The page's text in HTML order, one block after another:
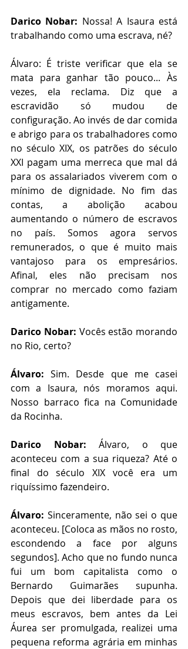
Darico Nobar: Nossa! A Isaura está
trabalhando como uma escrava, né?
Álvaro: É triste verificar que ela se
mata para ganhar tão pouco... Às
vezes, ela reclama. Diz que a
escravidão só mudou de
configuração. Ao invés de dar comida
e abrigo para os trabalhadores como
no século XIX, os patrões do século
XXI pagam uma merreca que mal dá
para os assalariados viverem com o
mínimo de dignidade. No fim das
contas, a abolição acabou
aumentando o número de escravos
no país. Somos agora servos
remunerados, o que é muito mais
vantajoso para os empresários.
Afinal, eles não precisam nos
comprar no mercado como faziam
antigamente.
Darico Nobar: Vocês estão morando
no Rio, certo?
Álvaro: Sim. Desde que me casei
com a Isaura, nós moramos aqui.
Nosso barraco fica na Comunidade
da Rocinha.
Darico Nobar: Álvaro, o que
aconteceu com a sua riqueza? Até o
final do século XIX você era um
riquíssimo fazendeiro.
Álvaro: Sinceramente, não sei o que
aconteceu. [Coloca as mãos no rosto,
escondendo a face por alguns
segundos]. Acho que no fundo nunca
fui um bom capitalista como o
Bernardo Guimarães supunha.
Depois que dei liberdade para os
meus escravos, bem antes da Lei
Áurea ser promulgada, realizei uma
pequena reforma agrária em minhas